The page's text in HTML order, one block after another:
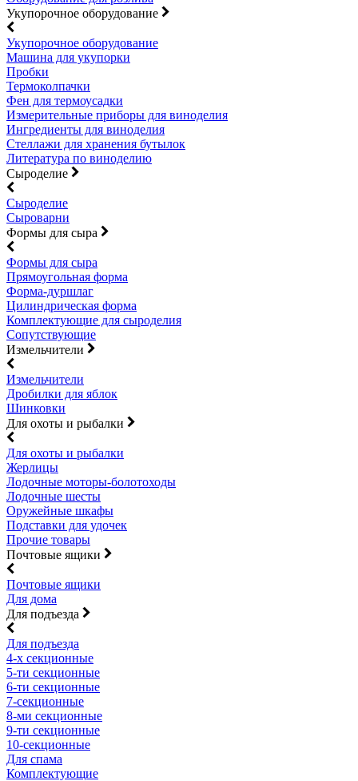
Укупорочное оборудование
Укупорочное оборудование
Машина для укупорки
Пробки
Термоколпачки
Фен для термоусадки
Измерительные приборы для виноделия
Ингредиенты для виноделия
Стеллажи для хранения бутылок
Литература по виноделию
Сыроделие
Сыроделие
Сыроварни
Формы для сыра
Формы для сыра
Прямоугольная форма
Форма-дуршлаг
Цилиндрическая форма
Комплектующие для сыроделия
Сопутствующие
Измельчители
Измельчители
Дробилки для яблок
Шинковки
Для охоты и рыбалки
Для охоты и рыбалки
Жерлицы
Лодочные моторы-болотоходы
Лодочные шесты
Оружейные шкафы
Подставки для удочек
Прочие товары
Почтовые ящики
Почтовые ящики
Для дома
Для подъезда
Для подъезда
4-х секционные
5-ти секционные
6-ти секционные
7-секционные
8-ми секционные
9-ти секционные
10-секционные
Для спама
Комплектующие